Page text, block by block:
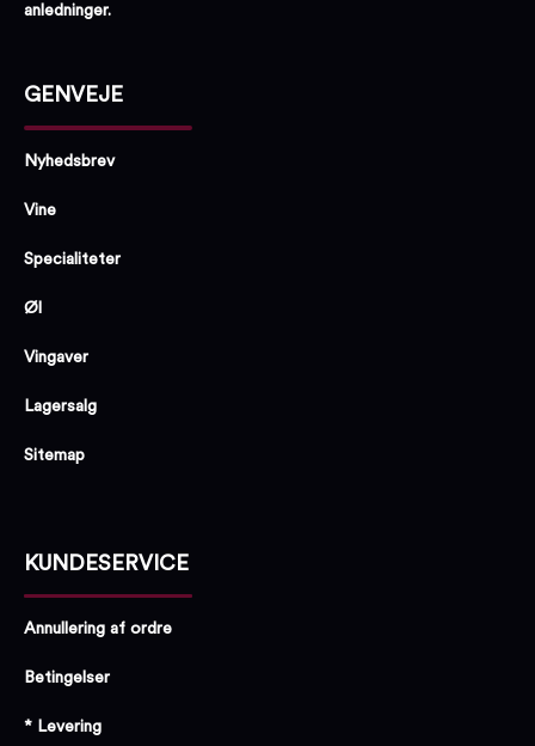
anledninger.
GENVEJE
Nyhedsbrev
Vine
Specialiteter
Øl
Vingaver
Lagersalg
Sitemap
KUNDESERVICE
Annullering af ordre
Betingelser
* Levering